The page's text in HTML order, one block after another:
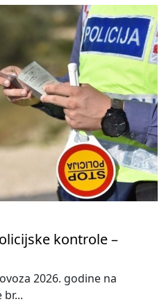
kontrole –
2026. godine na